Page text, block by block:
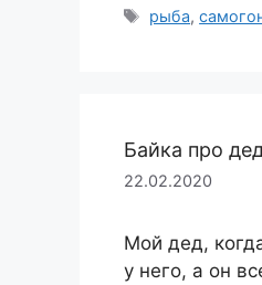
Метки
рыба,
Байка про
22.02.2020
Мой дед,
у него, а он